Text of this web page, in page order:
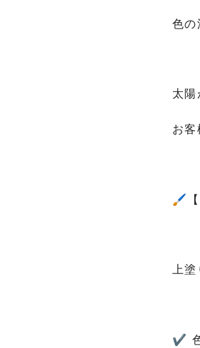
色の
太陽
お
🖌【
上塗
✔ 色